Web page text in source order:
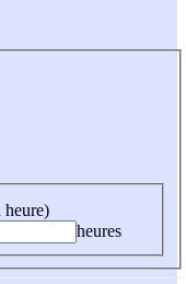
heure)
heures